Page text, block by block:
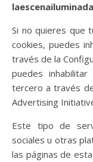
Si no quieres que
cookies, puedes
través de la
puedes
tercero a través
Advertising
Este tipo de
sociales u otras
las páginas de